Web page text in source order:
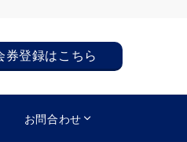
登録はこちら
お問合わせ